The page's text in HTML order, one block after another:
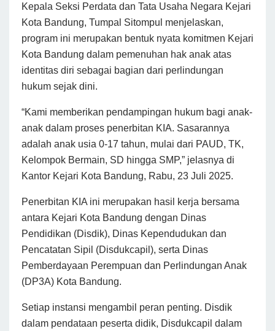
Kepala Seksi Perdata dan Tata Usaha Negara Kejari
Kota Bandung, Tumpal Sitompul menjelaskan,
program ini merupakan bentuk nyata komitmen Kejari
Kota Bandung dalam pemenuhan hak anak atas
identitas diri sebagai bagian dari perlindungan
hukum sejak dini.
“Kami memberikan pendampingan hukum bagi anak-
anak dalam proses penerbitan KIA. Sasarannya
adalah anak usia 0-17 tahun, mulai dari PAUD, TK,
Kelompok Bermain, SD hingga SMP,” jelasnya di
Kantor Kejari Kota Bandung, Rabu, 23 Juli 2025.
Penerbitan KIA ini merupakan hasil kerja bersama
antara Kejari Kota Bandung dengan Dinas
Pendidikan (Disdik), Dinas Kependudukan dan
Pencatatan Sipil (Disdukcapil), serta Dinas
Pemberdayaan Perempuan dan Perlindungan Anak
(DP3A) Kota Bandung.
Setiap instansi mengambil peran penting. Disdik
dalam pendataan peserta didik, Disdukcapil dalam